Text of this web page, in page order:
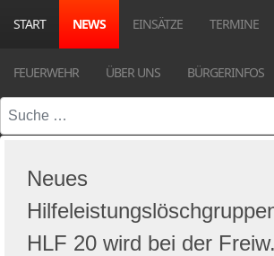
START NEWS EINSÄTZE TERMINE
FEUERWEHR ÜBER UNS BÜRGERINFOS
Suchen
Neues
HLF 20 wird bei der Freiw.